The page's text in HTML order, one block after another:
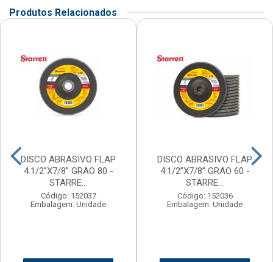
Produtos Relacionados
DISCO ABRASIVO FLAP
4.1/2”X7/8” GRAO 80 -
STARRE...
Código: 152037
Embalagem: Unidade
DISCO ABRASIVO FLAP
4.1/2”X7/8” GRAO 60 -
STARRE...
Código: 152036
Embalagem: Unidade